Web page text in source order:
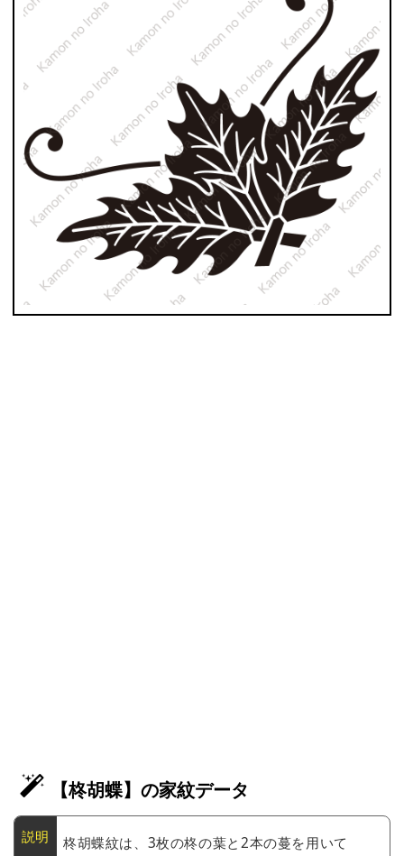
【柊胡蝶】の家紋データ
柊胡蝶紋は、3枚の柊の葉と2本の蔓を用いて